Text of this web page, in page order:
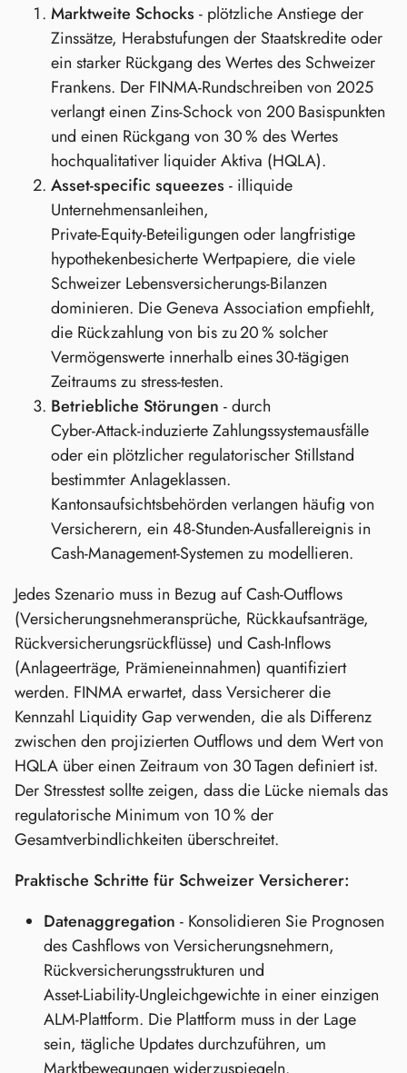
Marktweite Schocks - plötzliche Anstiege der
Zinssätze, Herabstufungen der Staatskredite oder
ein starker Rückgang des Wertes des Schweizer
Frankens. Der FINMA‑Rundschreiben von 2025
verlangt einen Zins‑Schock von 200 Basispunkten
und einen Rückgang von 30 % des Wertes
hochqualitativer liquider Aktiva (HQLA).
Asset‑specific squeezes - illiquide
Unternehmensanleihen,
Private‑Equity‑Beteiligungen oder langfristige
hypothekenbesicherte Wertpapiere, die viele
Schweizer Lebensversicherungs‑Bilanzen
dominieren. Die Geneva Association empfiehlt,
die Rückzahlung von bis zu 20 % solcher
Vermögenswerte innerhalb eines 30‑tägigen
Zeitraums zu stress‑testen.
Betriebliche Störungen - durch
Cyber‑Attack‑induzierte Zahlungssystemausfälle
oder ein plötzlicher regulatorischer Stillstand
bestimmter Anlageklassen.
Kantonsaufsichtsbehörden verlangen häufig von
Versicherern, ein 48‑Stunden‑Ausfallereignis in
Cash‑Management‑Systemen zu modellieren.
Jedes Szenario muss in Bezug auf Cash‑Outflows
(Versicherungsnehmeransprüche, Rückkaufsanträge,
Rückversicherungsrückflüsse) und Cash‑Inflows
(Anlageerträge, Prämieneinnahmen) quantifiziert
werden. FINMA erwartet, dass Versicherer die
Kennzahl Liquidity Gap verwenden, die als Differenz
zwischen den projizierten Outflows und dem Wert von
HQLA über einen Zeitraum von 30 Tagen definiert ist.
Der Stresstest sollte zeigen, dass die Lücke niemals das
regulatorische Minimum von 10 % der
Gesamtverbindlichkeiten überschreitet.
Praktische Schritte für Schweizer Versicherer:
Datenaggregation - Konsolidieren Sie Prognosen
des Cashflows von Versicherungsnehmern,
Rückversicherungsstrukturen und
Asset‑Liability‑Ungleichgewichte in einer einzigen
ALM‑Plattform. Die Plattform muss in der Lage
sein, tägliche Updates durchzuführen, um